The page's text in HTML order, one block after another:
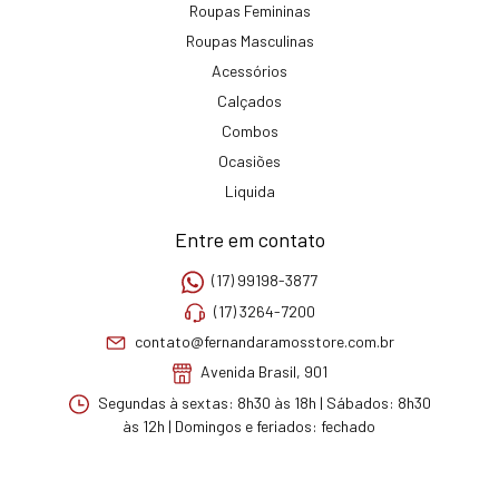
Roupas Femininas
Roupas Masculinas
Acessórios
Calçados
Combos
Ocasiões
Liquida
Entre em contato
(17) 99198-3877
(17) 3264-7200
contato@fernandaramosstore.com.br
Avenida Brasil, 901
Segundas à sextas: 8h30 às 18h | Sábados: 8h30
às 12h | Domingos e feriados: fechado